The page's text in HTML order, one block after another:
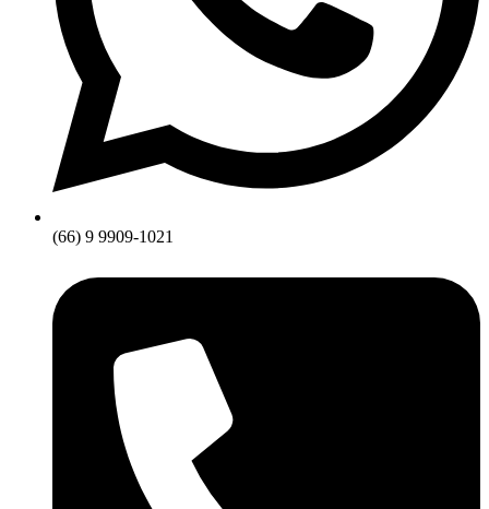
(66) 9 9909-1021